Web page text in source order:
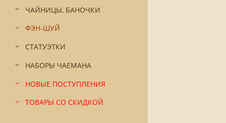
ЧАЙНИЦЫ, БАНОЧКИ
ФЭН-ШУЙ
СТАТУЭТКИ
НАБОРЫ ЧАЕМАНА
НОВЫЕ ПОСТУПЛЕНИЯ
ТОВАРЫ СО СКИДКОЙ